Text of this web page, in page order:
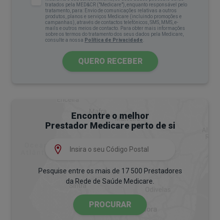
Gravidez
Perdas de sangue ligeiras podem ser um sinal
precoce de gravidez, conhecido como
sangramento de implantação, que ocorre quando
o óvulo fertilizado se fixa no útero. Este
menstruação seria esperada. Embora seja mais
leve que o fluxo menstrual, pode ser confundido
com a menstruação.
gravidezseja comum, deve procurar de imediato
intenso ou sentir dor pélvica, pois estes sintomas
podem indicar aborto espontâneo ou
tratados pela MED&CR ("Medicare"), enquanto responsável pelo
tratamento, para: Envio de comunicações relativas a outros
produtos, planos e serviços Medicare (incluindo promoções e
campanhas), através de contactos telefónicos, SMS, MMS, e-
mails e outros meios de contacto. Para obter mais informações
sobre os termos do tratamento dos seus dados pela Medicare,
consulte a nossa Política de Privacidade
QUERO RECEBER
Encontre o melhor
Prestador Medicare perto de si
Pesquise entre os mais de 17 500 Prestadores
da Rede de Saúde Medicare.
PROCURAR